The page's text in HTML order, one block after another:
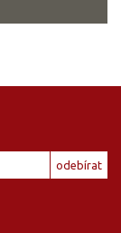
odebírat